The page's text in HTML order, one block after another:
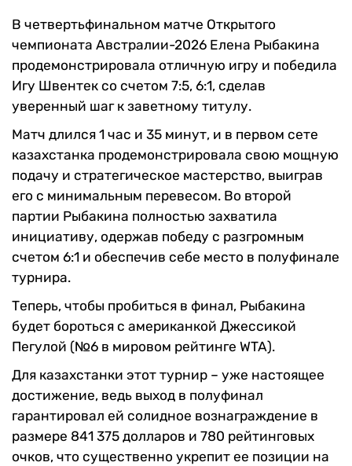
В четвертьфинальном матче Открытого
чемпионата Австралии-2026 Елена Рыбакина
продемонстрировала отличную игру и победила
Игу Швентек со счетом 7:5, 6:1, сделав
уверенный шаг к заветному титулу.
Матч длился 1 час и 35 минут, и в первом сете
казахстанка продемонстрировала свою мощную
подачу и стратегическое мастерство, выиграв
его с минимальным перевесом. Во второй
партии Рыбакина полностью захватила
инициативу, одержав победу с разгромным
счетом 6:1 и обеспечив себе место в полуфинале
турнира.
Теперь, чтобы пробиться в финал, Рыбакина
будет бороться с американкой Джессикой
Пегулой (№6 в мировом рейтинге WTA).
Для казахстанки этот турнир – уже настоящее
достижение, ведь выход в полуфинал
гарантировал ей солидное вознаграждение в
размере 841 375 долларов и 780 рейтинговых
очков, что существенно укрепит ее позиции на